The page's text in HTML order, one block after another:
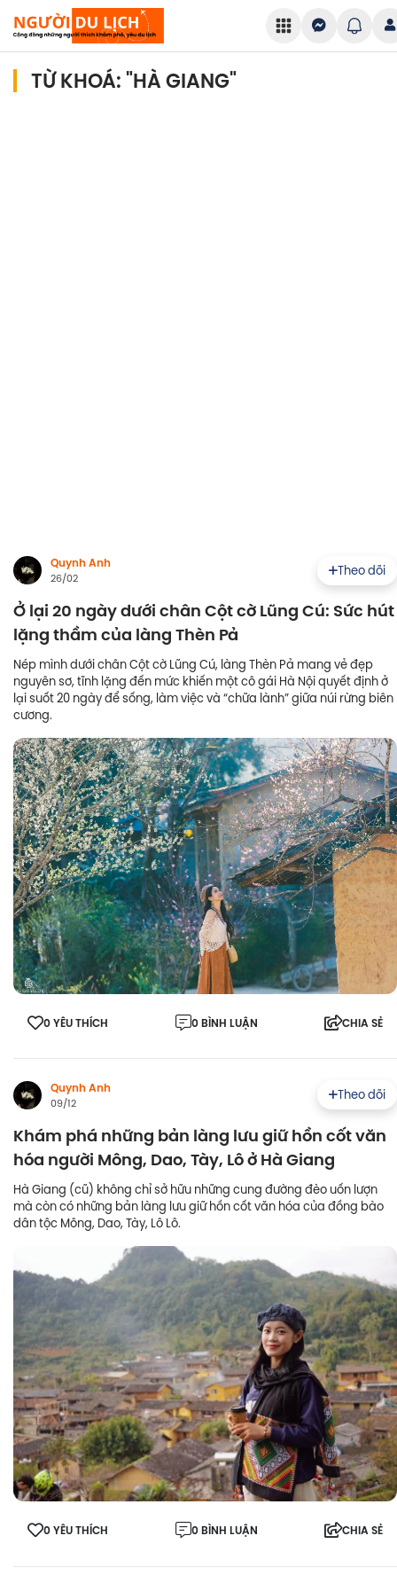
TỪ KHOÁ: "HÀ GIANG"
Quynh Anh
26/02
Theo dõi
Ở lại 20 ngày dưới chân Cột cờ Lũng Cú: Sức hút
lặng thầm của làng Thèn Pả
Nép mình dưới chân Cột cờ Lũng Cú, làng Thèn Pả mang vẻ đẹp
nguyên sơ, tĩnh lặng đến mức khiến một cô gái Hà Nội quyết định ở
lại suốt 20 ngày để sống, làm việc và “chữa lành” giữa núi rừng biên
cương.
0 YÊU THÍCH 0 BÌNH LUẬN CHIA SẺ
Quynh Anh
09/12
Theo dõi
Khám phá những bản làng lưu giữ hồn cốt văn
hóa người Mông, Dao, Tày, Lô ở Hà Giang
Hà Giang (cũ) không chỉ sở hữu những cung đường đèo uốn lượn
mà còn có những bản làng lưu giữ hồn cốt văn hóa của đồng bào
dân tộc Mông, Dao, Tày, Lô Lô.
0 YÊU THÍCH 0 BÌNH LUẬN CHIA SẺ